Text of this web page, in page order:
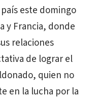
este domingo
y Francia, donde
relaciones
de lograr el
quien no
en la lucha por la